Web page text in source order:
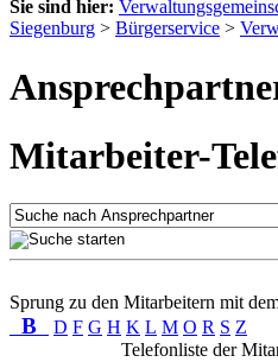
Sie sind hier:
Siegenburg > Bürgerservice >
Mitarbeiter-
Sprung zu den Mitarbeitern mit
B D F G H K L M O R S Z
Telefonliste der